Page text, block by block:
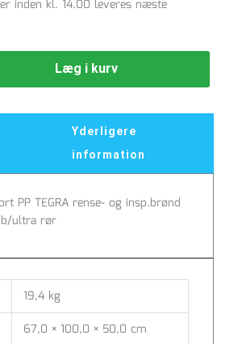
inden kl. 14.00 leveres næste
Læg i kurv
Yderligere
information
PP TEGRA rense- og insp.brønd
ultra rør
19,4 kg
67,0 × 100,0 × 50,0 cm